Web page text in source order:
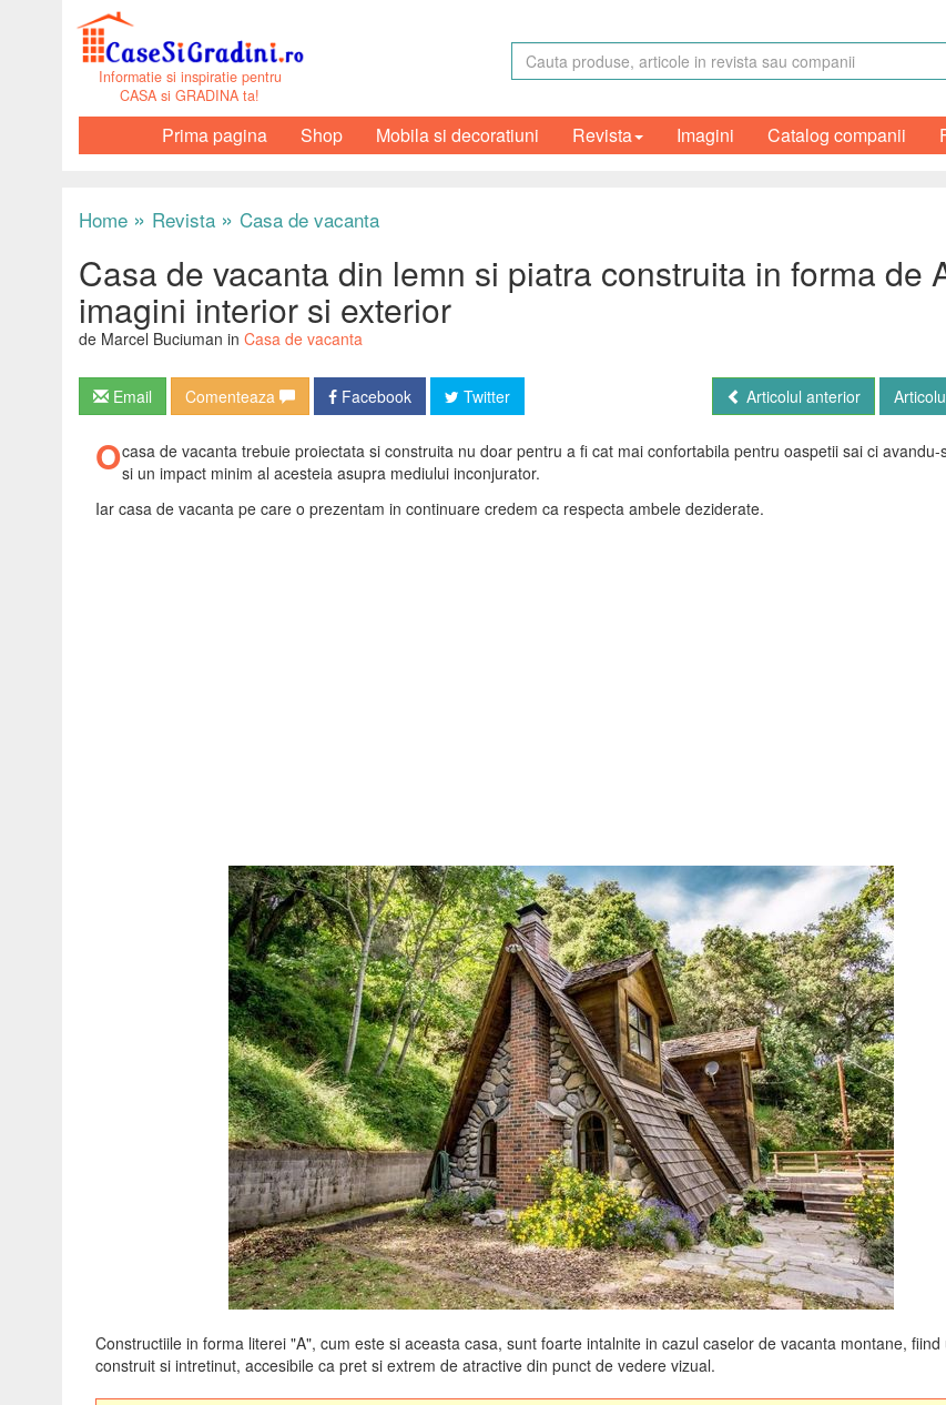
Informatie si inspiratie pentru
CASA si GRADINA ta!
Prima pagina Shop Mobila si decoratiuni Revista Imagini Catalog companii
Home » Revista » Casa de vacanta
Casa de vacanta din lemn si piatra construita in forma de
imagini interior si exterior
de Marcel Buciuman in Casa de vacanta
Email Comenteaza Facebook Twitter Articolul anterior
Ocasa de vacanta trebuie proiectata si construita nu doar pentru a fi cat mai confortabila pentru oaspetii sai ci avandu-
si un impact minim al acesteia asupra mediului inconjurator.
Iar casa de vacanta pe care o prezentam in continuare credem ca respecta ambele deziderate.
Constructiile in forma literei "A", cum este si aceasta casa, sunt foarte intalnite in cazul caselor de vacanta montane, fiind
construit si intretinut, accesibile ca pret si extrem de atractive din punct de vedere vizual.